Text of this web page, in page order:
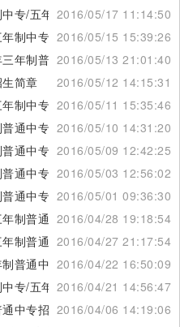
专/五年制大专招生简章
2016/05/17 11:14:50
制中专/五年制大专招生简章
2016/05/15 15:39:26
年制普通中专招生简章
2016/05/13 21:01:40
简章
2016/05/12 14:15:31
制中专/五年制大专招生简章
2016/05/11 15:35:46
通中专招生简章2016/05/10 14:31:20
通中专招生简章2016/05/09 12:42:25
通中专/五年制大专招生简章
2016/05/03 12:56:02
通中专/五年制大专招生简章
2016/05/01 09:36:30
制普通中专/五年制大专招生简
2016/04/28 19:18:54
制普通中专/五年制大专招生简
2016/04/27 21:17:54
普通中专/五年制大专招生简章
2016/04/22 16:50:09
专/五年制大专招生简章
2016/04/21 14:56:47
中专招生简章2016/04/06 14:19:06